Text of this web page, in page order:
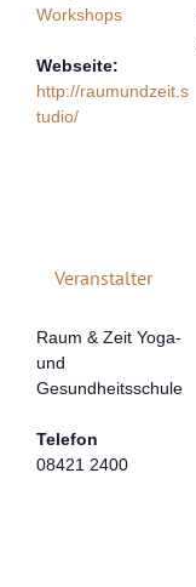
Workshops
Webseite:
http://raumundzeit.s
tudio/
Veranstalter
Raum & Zeit Yoga-
und
Gesundheitsschule
Telefon
08421 2400